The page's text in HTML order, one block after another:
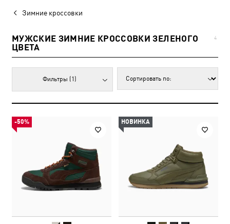
Зимние кроссовки
МУЖСКИЕ ЗИМНИЕ КРОССОВКИ ЗЕЛЕНОГО
ЦВЕТА
4
Фильтры (1)
-50% НОВИНКА